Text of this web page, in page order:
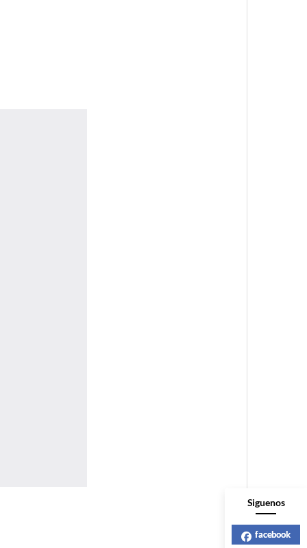
Siguenos
facebook